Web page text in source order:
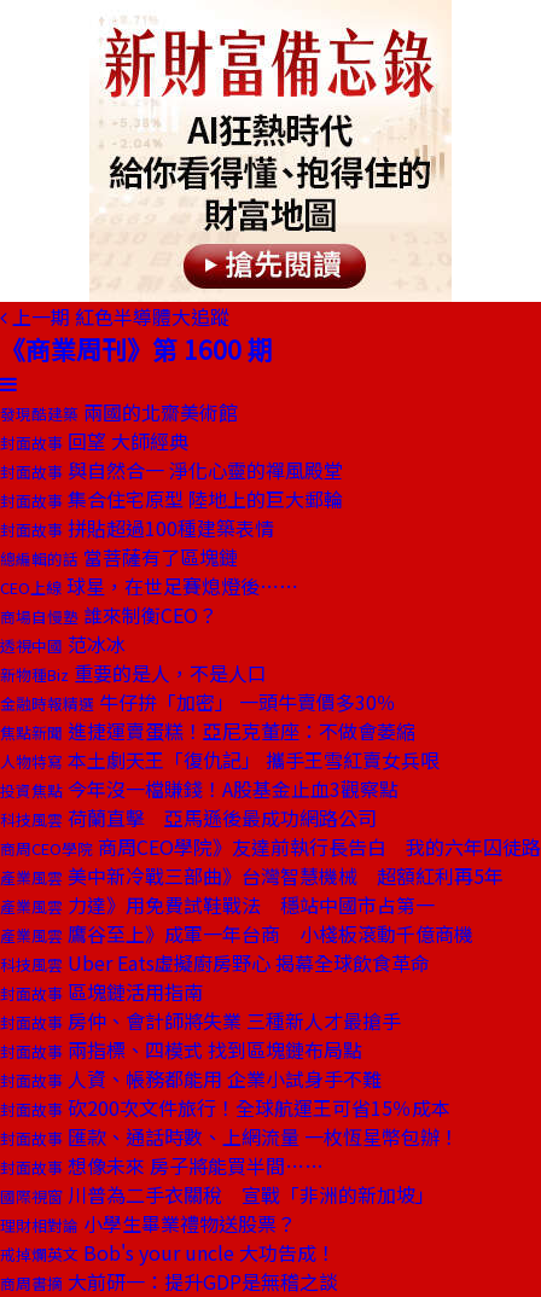
上一期 紅色半導體大追蹤
《商業周刊》第 1600 期
發現酷建築 兩國的北齋美術館
封面故事 回望 大師經典
封面故事 與自然合一 淨化心靈的禪風殿堂
封面故事 集合住宅原型 陸地上的巨大郵輪
封面故事 拼貼超過100種建築表情
總編輯的話 當菩薩有了區塊鏈
CEO上線 球星，在世足賽熄燈後⋯⋯
商場自慢塾 誰來制衡CEO？
透視中國 范冰冰
新物種Biz 重要的是人，不是人口
金融時報精選 牛仔拚「加密」 一頭牛賣價多30％
焦點新聞 進捷運賣蛋糕！亞尼克董座：不做會萎縮
人物特寫 本土劇天王「復仇記」 攜手王雪紅賣女兵哏
投資焦點 今年沒一檔賺錢！A股基金止血3觀察點
科技風雲 荷蘭直擊 亞馬遜後最成功網路公司
商周CEO學院 商周CEO學院》友達前執行長告白 我的六年囚徒路
產業風雲 美中新冷戰三部曲》台灣智慧機械 超額紅利再5年
產業風雲 力達》用免費試鞋戰法 穩站中國市占第一
產業風雲 鷹谷至上》成軍一年台商 小棧板滾動千億商機
科技風雲 Uber Eats虛擬廚房野心 揭幕全球飲食革命
封面故事 區塊鏈活用指南
封面故事 房仲、會計師將失業 三種新人才最搶手
封面故事 兩指標、四模式 找到區塊鏈布局點
封面故事 人資、帳務都能用 企業小試身手不難
封面故事 砍200次文件旅行！全球航運王可省15％成本
封面故事 匯款、通話時數、上網流量 一枚恆星幣包辦！
封面故事 想像未來 房子將能買半間……
國際視窗 川普為二手衣關稅 宣戰「非洲的新加坡」
理財相對論 小學生畢業禮物送股票？
戒掉爛英文 Bob's your uncle 大功告成！
商周書摘 大前研一：提升GDP是無稽之談